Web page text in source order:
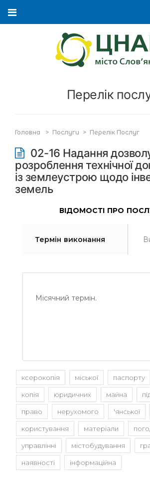
Перелік
Головна > Послуги > Перелік Послуг
02-16 Надання
розроблення технічної
із землеустрою щодо
земель
ВІДОМОСТІ ПРО
Термін виконання
Місячний термін.
ксерокопія міської паспорту
копія юридичних майна
право нерухомого 'янської
користування матеріали
управлінні містобудування
наявності інформаційна